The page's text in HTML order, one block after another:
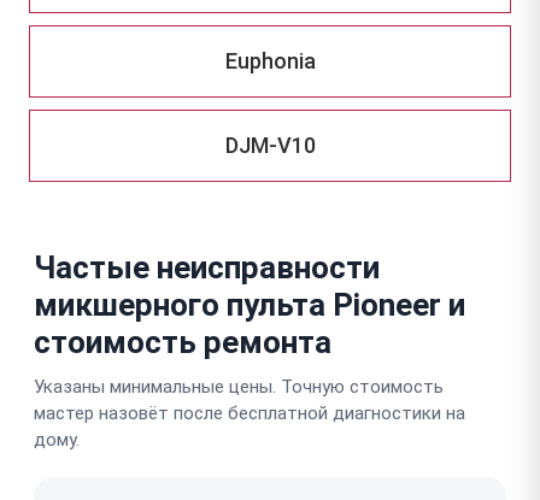
Euphonia
DJM-V10
Частые неисправности
микшерного пульта Pioneer и
стоимость ремонта
Указаны минимальные цены. Точную стоимость
мастер назовёт после бесплатной диагностики на
дому.